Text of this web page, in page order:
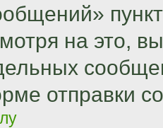
на это,
отправки